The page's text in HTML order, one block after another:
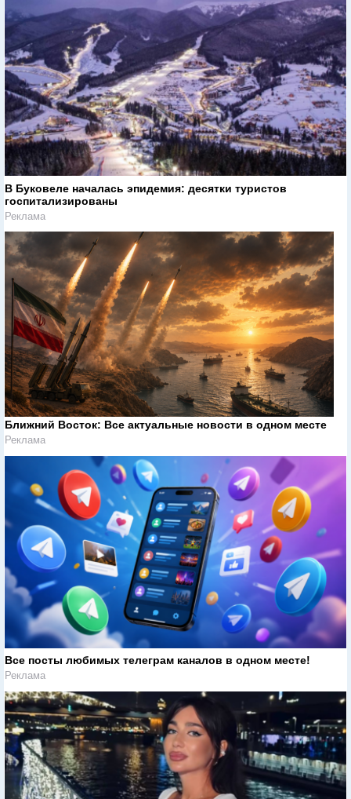
В Буковеле началась эпидемия: десятки туристов
госпитализированы
Реклама
Ближний Восток: Все актуальные новости в одном месте
Реклама
Все посты любимых телеграм каналов в одном месте!
Реклама